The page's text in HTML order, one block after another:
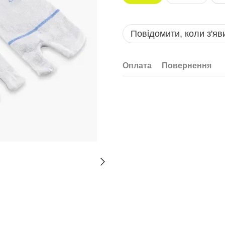
Повідомити, коли
Оплата Повернення